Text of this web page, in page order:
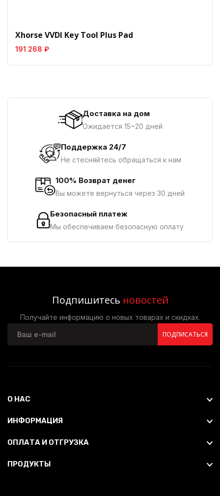
Xhorse VVDI Key Tool Plus Pad
191 268 ₽
Доставка на дом
Ожидается 15~20 дней
Поддержка 24/7
Не стесняйтесь обращаться к нам
100% Возврат денег
Вы можете вернуться через 30 дней
Безопасный платеж
Мы обеспечиваем безопасную оплату
Подпишитесь новостей
Получайте информацию о новых товарах и скидках.
ПОДПИСАТЬСЯ
О НАС
ИНФОРМАЦИЯ
ОПЛАТА И ОТГРУЗКА
ПРОДУКТЫ